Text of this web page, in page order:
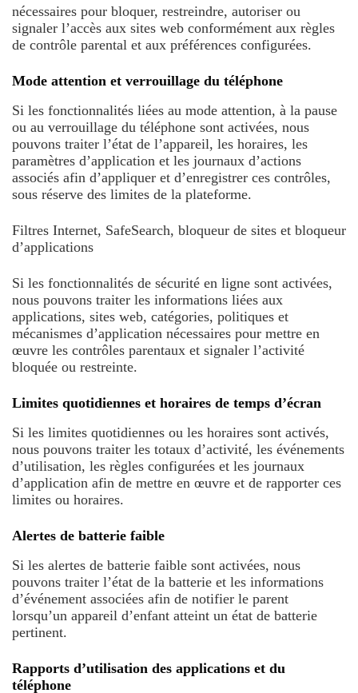
nécessaires pour bloquer, restreindre, autoriser ou
signaler l’accès aux sites web conformément aux règles
de contrôle parental et aux préférences configurées.
Mode attention et verrouillage du téléphone
Si les fonctionnalités liées au mode attention, à la pause
ou au verrouillage du téléphone sont activées, nous
pouvons traiter l’état de l’appareil, les horaires, les
paramètres d’application et les journaux d’actions
associés afin d’appliquer et d’enregistrer ces contrôles,
sous réserve des limites de la plateforme.
Filtres Internet, SafeSearch, bloqueur de sites et bloqueur
d’applications
Si les fonctionnalités de sécurité en ligne sont activées,
nous pouvons traiter les informations liées aux
applications, sites web, catégories, politiques et
mécanismes d’application nécessaires pour mettre en
œuvre les contrôles parentaux et signaler l’activité
bloquée ou restreinte.
Limites quotidiennes et horaires de temps d’écran
Si les limites quotidiennes ou les horaires sont activés,
nous pouvons traiter les totaux d’activité, les événements
d’utilisation, les règles configurées et les journaux
d’application afin de mettre en œuvre et de rapporter ces
limites ou horaires.
Alertes de batterie faible
Si les alertes de batterie faible sont activées, nous
pouvons traiter l’état de la batterie et les informations
d’événement associées afin de notifier le parent
lorsqu’un appareil d’enfant atteint un état de batterie
pertinent.
Rapports d’utilisation des applications et du
téléphone